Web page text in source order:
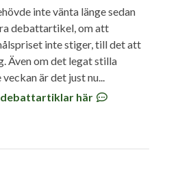
inte vänta länge sedan
debattartikel, om att
inte stiger, till det att
Även om det legat stilla
veckan är det just nu...
debattartiklar här